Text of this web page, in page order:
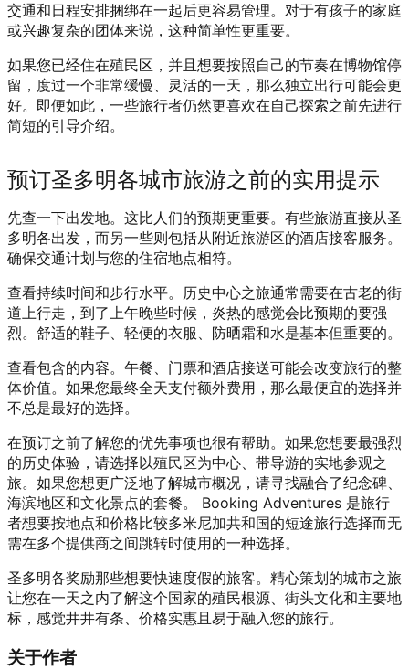
交通和日程安排捆绑在一起后更容易管理。对于有孩子的家庭
或兴趣复杂的团体来说，这种简单性更重要。
如果您已经住在殖民区，并且想要按照自己的节奏在博物馆停
留，度过一个非常缓慢、灵活的一天，那么独立出行可能会更
好。即便如此，一些旅行者仍然更喜欢在自己探索之前先进行
简短的引导介绍。
预订圣多明各城市旅游之前的实用提示
先查一下出发地。这比人们的预期更重要。有些旅游直接从圣
多明各出发，而另一些则包括从附近旅游区的酒店接客服务。
确保交通计划与您的住宿地点相符。
查看持续时间和步行水平。历史中心之旅通常需要在古老的街
道上行走，到了上午晚些时候，炎热的感觉会比预期的要强
烈。舒适的鞋子、轻便的衣服、防晒霜和水是基本但重要的。
查看包含的内容。午餐、门票和酒店接送可能会改变旅行的整
体价值。如果您最终全天支付额外费用，那么最便宜的选择并
不总是最好的选择。
在预订之前了解您的优先事项也很有帮助。如果您想要最强烈
的历史体验，请选择以殖民区为中心、带导游的实地参观之
旅。如果您想更广泛地了解城市概况，请寻找融合了纪念碑、
海滨地区和文化景点的套餐。 Booking Adventures 是旅行
者想要按地点和价格比较多米尼加共和国的短途旅行选择而无
需在多个提供商之间跳转时使用的一种选择。
圣多明各奖励那些想要快速度假的旅客。精心策划的城市之旅
让您在一天之内了解这个国家的殖民根源、街头文化和主要地
标，感觉井井有条、价格实惠且易于融入您的旅行。
关于作者